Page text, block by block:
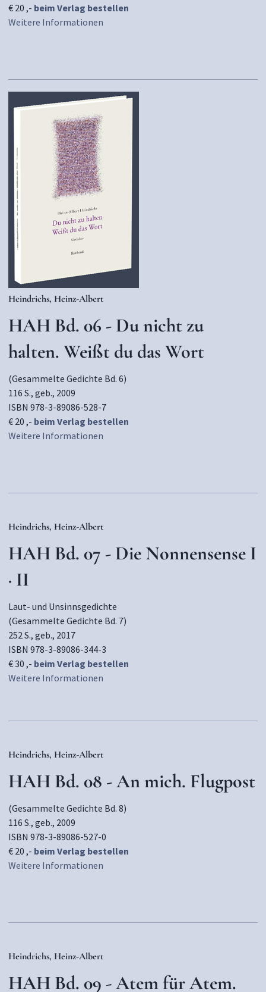
€ 20 ,- beim Verlag bestellen
Weitere Informationen
Heindrichs, Heinz-Albert
HAH Bd. 06 - Du nicht zu
halten. Weißt du das Wort
(Gesammelte Gedichte Bd. 6)
116 S., geb., 2009
ISBN 978-3-89086-528-7
€ 20 ,- beim Verlag bestellen
Weitere Informationen
Heindrichs, Heinz-Albert
HAH Bd. 07 - Die Nonnensense I
· II
Laut- und Unsinnsgedichte
(Gesammelte Gedichte Bd. 7)
252 S., geb., 2017
ISBN 978-3-89086-344-3
€ 30 ,- beim Verlag bestellen
Weitere Informationen
Heindrichs, Heinz-Albert
HAH Bd. 08 - An mich. Flugpost
(Gesammelte Gedichte Bd. 8)
116 S., geb., 2009
ISBN 978-3-89086-527-0
€ 20 ,- beim Verlag bestellen
Weitere Informationen
Heindrichs, Heinz-Albert
HAH Bd. 09 - Atem für Atem.